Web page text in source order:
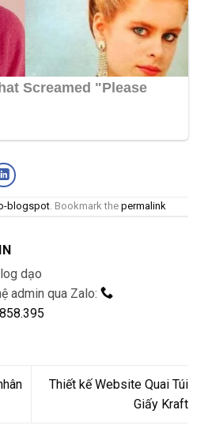
blogspot . Bookmark the permalink
dạo
admin qua Zalo:
Thiết kế Website Quai Túi
Giấy Kraft